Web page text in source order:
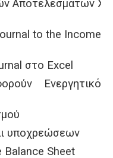
Αποτελεσμάτων
to the Income
στο Excel
Ενεργητικό
υποχρεώσεων
Sheet